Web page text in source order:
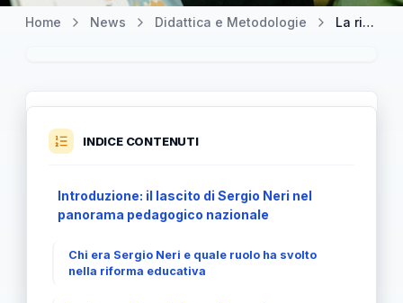
Home News Didattica e Metodologie La rivoluzione nell’educazione dei piccoli: il cambiamento di nome e di metodo della scuola dell’infanzia italiano
INDICE CONTENUTI
Introduzione: il lascito di Sergio Neri nel
panorama pedagogico nazionale
Chi era Sergio Neri e quale ruolo ha svolto
nella riforma educativa